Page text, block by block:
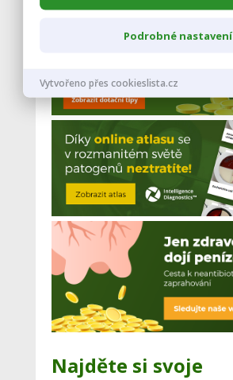
Najděte si svoje
Podrobné nastavení
Vytvořeno přes cookieslista.cz